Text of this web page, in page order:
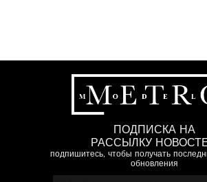
ПОДПИСКА НА
РАССЫЛКУ
подпишитесь, чтобы получать
обновления